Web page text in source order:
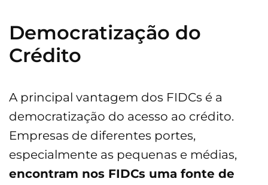
Democratização do
Crédito
A principal vantagem dos FIDCs é a
democratização do acesso ao crédito.
Empresas de diferentes portes,
especialmente as pequenas e médias,
encontram nos FIDCs uma fonte de